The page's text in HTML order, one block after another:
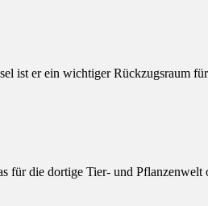
ist er ein wichtiger Rückzugsraum
für die dortige Tier- und